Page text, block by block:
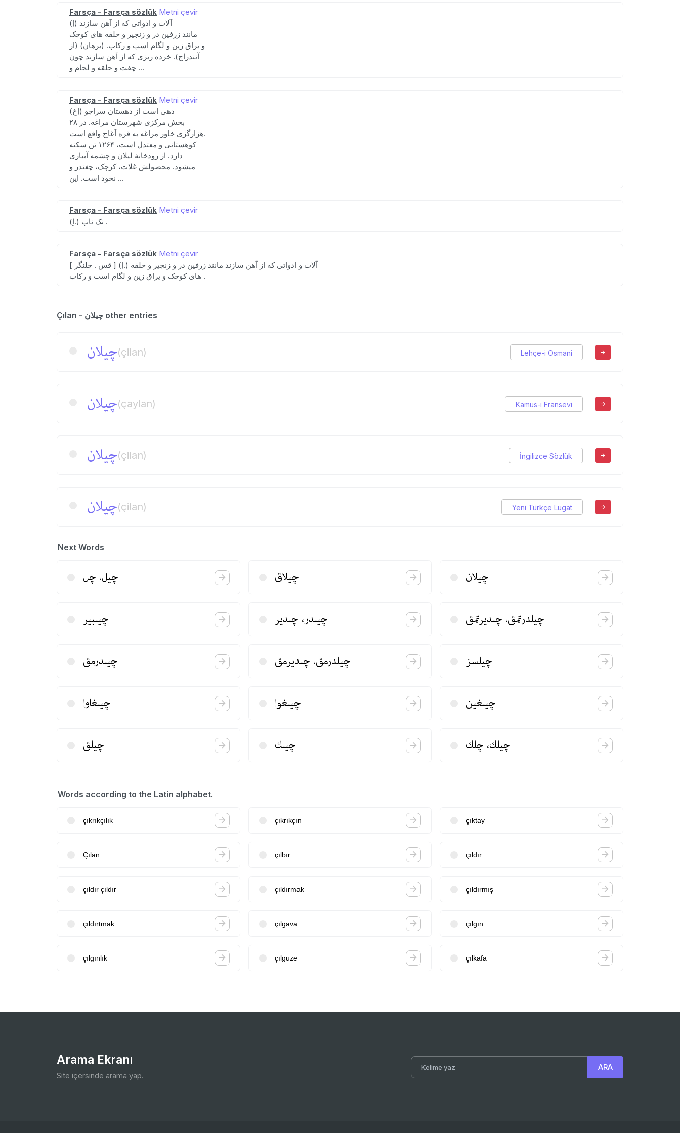
Farsça - Farsça sözlük Metni çevir
(اِ) آلات و ادواتی که از آهن سازند
مانند زرفین در و زنجیر و حلقه های کوچک
و یراق زین و لگام اسب و رکاب. (برهان) (از
آنندراج). خرده ریزی که از آهن سازند چون
چفت و حلقه و لجام و ...
Farsça - Farsça sözlük Metni çevir
(اِخ) دهی است از دهستان سراجو
بخش مرکزی شهرستان مراغه. در ۲۸
هزارگزی خاور مراغه به قره آغاج واقع است.
کوهستانی و معتدل است، ۱۲۶۴ تن سکنه
دارد. از رودخانهٔ لیلان و چشمه آبیاری
میشود. محصولش غلات، کرچک، چغندر و
نخود است. این ...
Farsça - Farsça sözlük Metni çevir
(اِ.) نک ناب .
Farsça - Farsça sözlük Metni çevir
[ قس . چلنگر ] (اِ.) آلات و ادواتی که از آهن سازند مانند زرفین در و زنجیر و حلقه
های کوچک و یراق زین و لگام اسب و رکاب .
Çılan - چیلان other entries
چیلان(çilan) Lehçe-i Osmani
چیلان(çaylan) Kamus-ı Fransevi
چیلان(çilan) İngilizce Sözlük
چیلان(çilan) Yeni Türkçe Lugat
Next Words
چیل، چل چیلاق چیلان
چیلبیر چیلدر، چلدیر چیلدرتمق، چلدیرتمق
چیلدرمق چیلدرمق، چلدیرمق چیلسز
چیلغاوا چیلغوا چیلغین
چیلق چیلك چیلك، چلك
Words according to the Latin alphabet.
çıkrıkçılık çıkrıkçın çıktay
Çılan çılbır çıldır
çıldır çıldır çıldırmak çıldırmış
çıldırtmak çılgava çılgın
çılgınlık çılguze çılkafa
Arama Ekranı
Site içersinde arama yap.